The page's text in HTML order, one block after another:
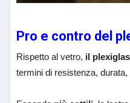
Pro e contro del
Rispetto al vetro, il
termini di resistenza,